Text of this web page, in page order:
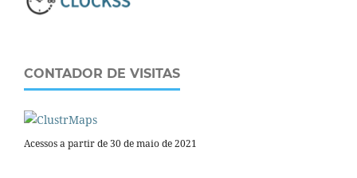
CONTADOR DE VISITAS
Acessos a partir de 30 de maio de 2021